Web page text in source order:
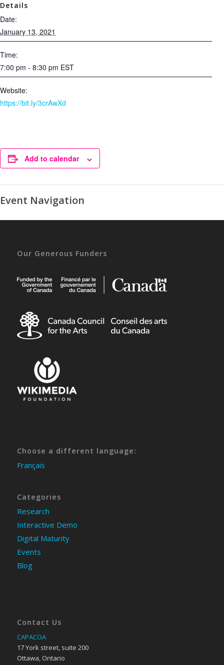
Details
Date:
January 13, 2021
Time:
7:00 pm - 8:30 pm EST
Website:
https://bit.ly/3crAwXd
Add to calendar
Event Navigation
Our Generous Funders
Choose a different language:
Français
Categories
Research
Interactive Demo
Digital Maturity
Events
Blog
Contact Us
CAPACOA
17 York street, suite 200
Ottawa, Ontario